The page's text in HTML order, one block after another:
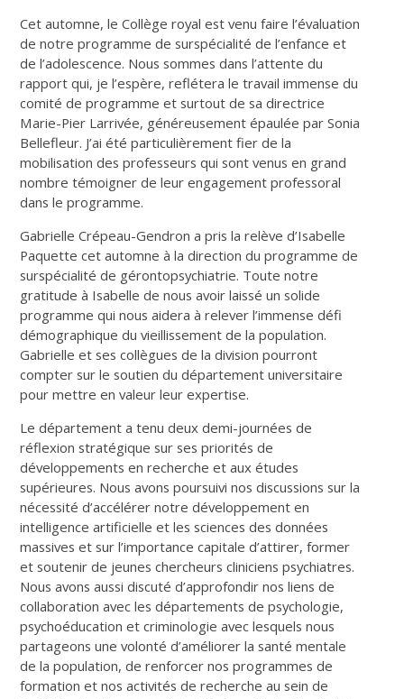
Cet automne, le Collège royal est venu faire l’évaluation
de notre programme de surspécialité de l’enfance et
de l’adolescence. Nous sommes dans l’attente du
rapport qui, je l’espère, reflétera le travail immense du
comité de programme et surtout de sa directrice
Marie-Pier Larrivée, généreusement épaulée par Sonia
Bellefleur. J’ai été particulièrement fier de la
mobilisation des professeurs qui sont venus en grand
nombre témoigner de leur engagement professoral
dans le programme.
Gabrielle Crépeau-Gendron a pris la relève d’Isabelle
Paquette cet automne à la direction du programme de
surspécialité de gérontopsychiatrie. Toute notre
gratitude à Isabelle de nous avoir laissé un solide
programme qui nous aidera à relever l’immense défi
démographique du vieillissement de la population.
Gabrielle et ses collègues de la division pourront
compter sur le soutien du département universitaire
pour mettre en valeur leur expertise.
Le département a tenu deux demi-journées de
réflexion stratégique sur ses priorités de
développements en recherche et aux études
supérieures. Nous avons poursuivi nos discussions sur la
nécessité d’accélérer notre développement en
intelligence artificielle et les sciences des données
massives et sur l’importance capitale d’attirer, former
et soutenir de jeunes chercheurs cliniciens psychiatres.
Nous avons aussi discuté d’approfondir nos liens de
collaboration avec les départements de psychologie,
psychoéducation et criminologie avec lesquels nous
partageons une volonté d’améliorer la santé mentale
de la population, de renforcer nos programmes de
formation et nos activités de recherche au sein de